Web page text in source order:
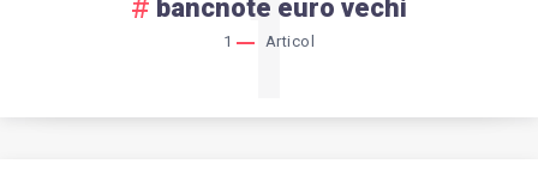
bancnote euro vechi
1 Articol
1